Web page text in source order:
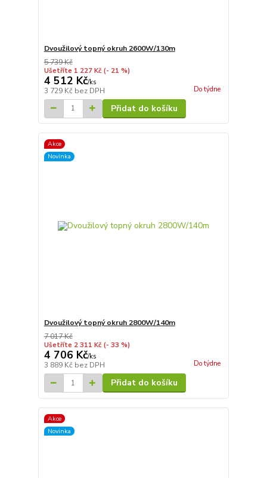
Dvoužilový topný okruh 2600W/130m
5 739 Kč
Ušetříte 1 227 Kč (- 21 %)
4 512 Kč/ks
3 729 Kč bez DPH Do týdne
Přidat do košíku
Akce
Novinka
Dvoužilový topný okruh 2800W/140m
7 017 Kč
Ušetříte 2 311 Kč (- 33 %)
4 706 Kč/ks
3 889 Kč bez DPH Do týdne
Přidat do košíku
Akce
Novinka